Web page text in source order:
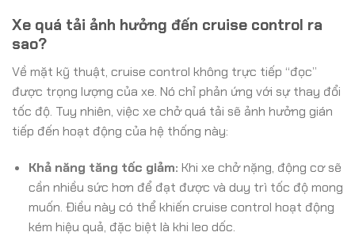
Xe quá tải ảnh hưởng đến cruise control ra
sao?
Về mặt kỹ thuật, cruise control không trực tiếp “đọc”
được trọng lượng của xe. Nó chỉ phản ứng với sự thay đổi
tốc độ. Tuy nhiên, việc xe chở quá tải sẽ ảnh hưởng gián
tiếp đến hoạt động của hệ thống này:
Khả năng tăng tốc giảm: Khi xe chở nặng, động cơ sẽ
cần nhiều sức hơn để đạt được và duy trì tốc độ mong
muốn. Điều này có thể khiến cruise control hoạt động
kém hiệu quả, đặc biệt là khi leo dốc.